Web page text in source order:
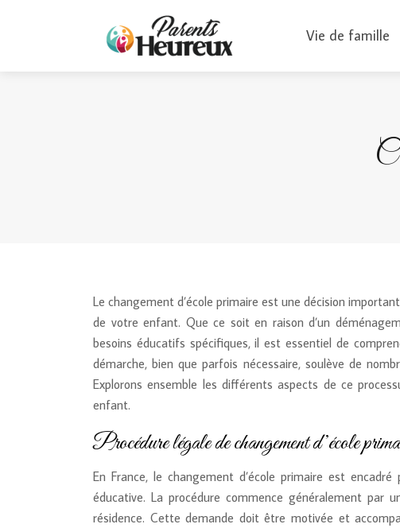
Vie de famille
Le changement d’école primaire est une décision
de votre enfant. Que ce soit en raison d’un
besoins éducatifs spécifiques, il est essentiel de
démarche, bien que parfois nécessaire, soulève de
Explorons ensemble les différents aspects de ce
enfant.
Procédure légale de changement d’école
En France, le changement d’école primaire est
éducative. La procédure commence généralement par
résidence. Cette demande doit être motivée et